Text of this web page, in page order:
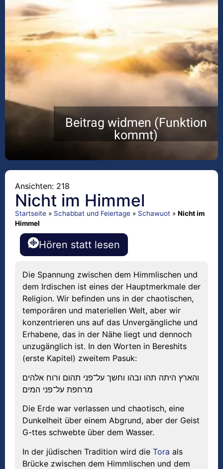
Beitrag widmen (Funktion
kommt)
Ansichten: 218
Nicht im Himmel
Startseite » Schabbat und Feiertage » Schawuot » Nicht im
Himmel
Hören statt lesen
Die Spannung zwischen dem Himmlischen und
dem Irdischen ist eines der Hauptmerkmale der
Religion. Wir befinden uns in der chaotischen,
temporären und materiellen Welt, aber wir
konzentrieren uns auf das Unvergängliche und
Erhabene, das in der Nähe liegt und dennoch
unzugänglich ist. In den Worten in Bereshits
(erste Kapitel) zweitem Pasuk:
והארץ היתה תהו ובהו וחשך על־פני תהום ורוח אלהים
מרחפת על־פני המים
Die Erde war verlassen und chaotisch, eine
Dunkelheit über einem Abgrund, aber der Geist
G-ttes schwebte über dem Wasser.
In der jüdischen Tradition wird die Tora als
Brücke zwischen dem Himmlischen und dem